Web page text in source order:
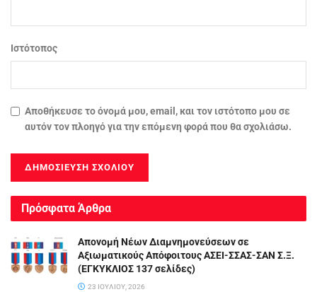
Ιστότοπος
Αποθήκευσε το όνομά μου, email, και τον ιστότοπο μου σε
αυτόν τον πλοηγό για την επόμενη φορά που θα σχολιάσω.
Πρόσφατα Άρθρα
Απονομή Νέων Διαμνημονεύσεων σε
Αξιωματικούς Απόφοιτους ΑΣΕΙ-ΣΣΑΣ-ΣΑΝ Σ.Ξ.
(ΕΓΚΥΚΛΙΟΣ 137 σελίδες)
23 ΙΟΥΛΊΟΥ, 2026